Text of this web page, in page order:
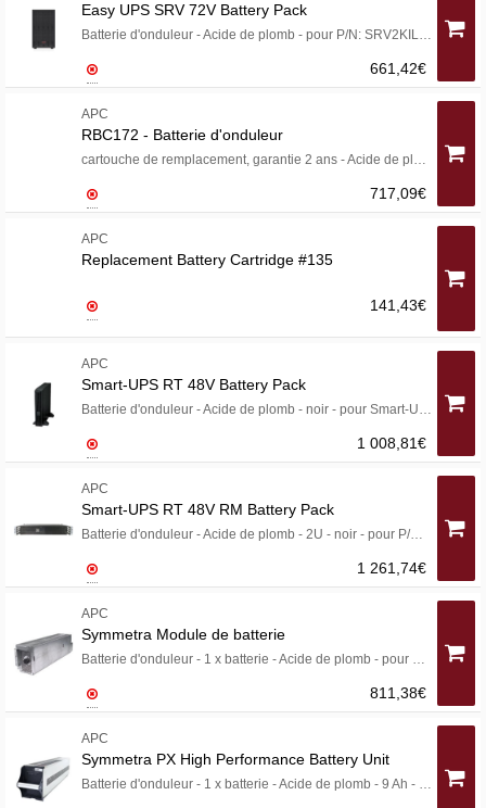
Easy UPS SRV 72V Battery Pack
661,42€
APC
RBC172 - Batterie d'onduleur
717,09€
APC
Replacement Battery Cartridge #135
141,43€
APC
Smart-UPS RT 48V Battery Pack
1 008,81€
APC
Smart-UPS RT 48V RM Battery Pack
Batterie d'onduleur - Acide de plomb - 2U - noir - pour P/N: SURT1000RMXLI, SURT1000RMXLI-NC, SURT1000XLIM, SURT1000XLI-NC, SURT2000RMXLI
1 261,74€
APC
Symmetra Module de batterie
811,38€
APC
Symmetra PX High Performance Battery Unit